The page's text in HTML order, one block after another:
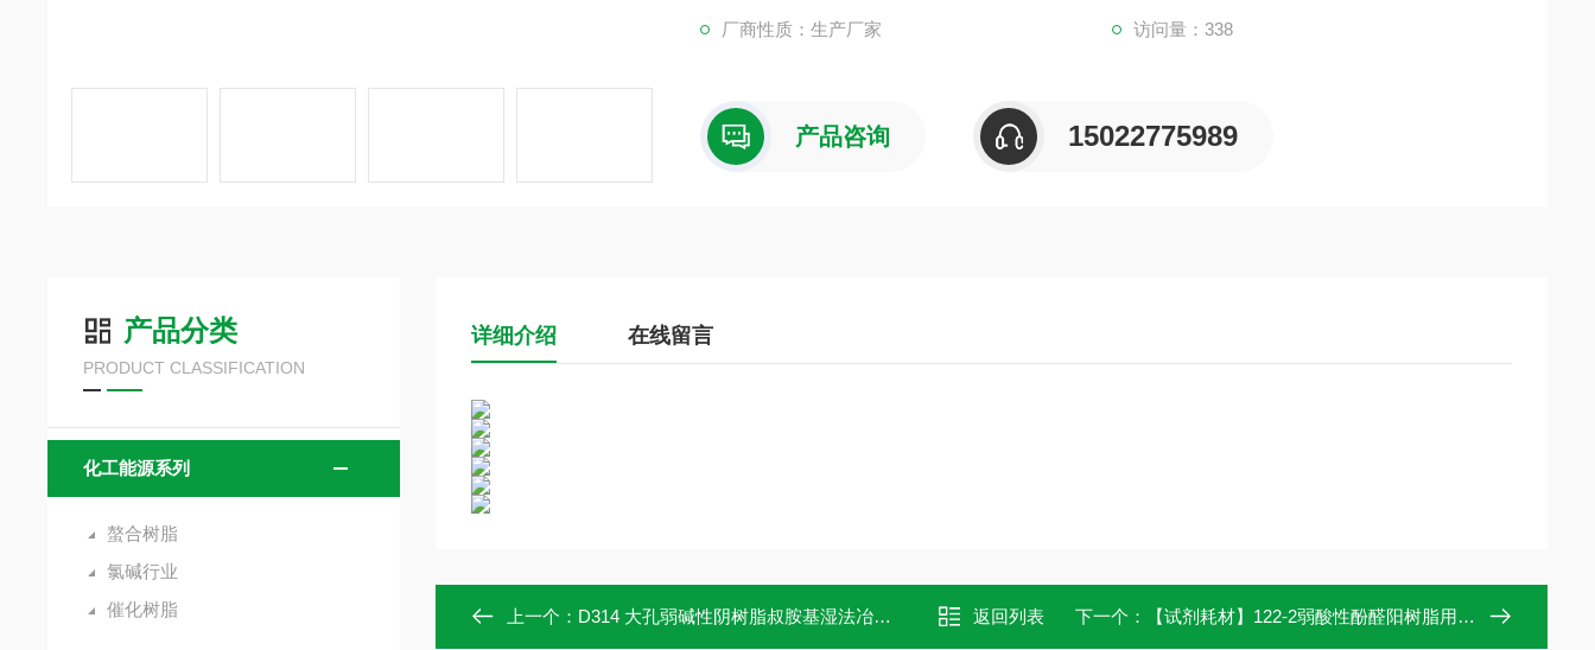
厂商性质：生产厂家 访问量：338
产品咨询 15022775989
产品分类
PRODUCT CLASSIFICATION
化工能源系列
螯合树脂
氯碱行业
催化树脂
详细介绍 在线留言
上一个： D314 大孔弱碱性阴树脂叔胺基湿法冶金中钨、钼的分离、提纯试验装 返回列表 下一个： 【试剂耗材】122-2弱酸性酚醛阳树脂用于中西药提取分离